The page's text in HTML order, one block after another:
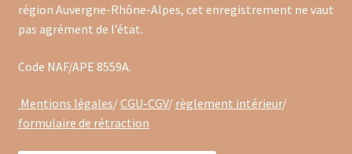
région Auvergne-Rhône-Alpes, cet enregistrement ne vaut
pas agrément de l’état.
Code NAF/APE 8559A.
Mentions légales/CGU-CGV/ règlement intérieur/
formulaire de rétraction